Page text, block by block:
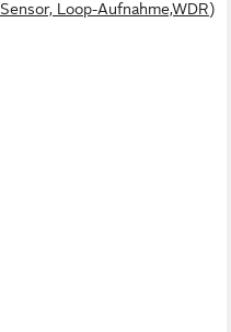
Sensor, Loop-Aufnahme,WDR)